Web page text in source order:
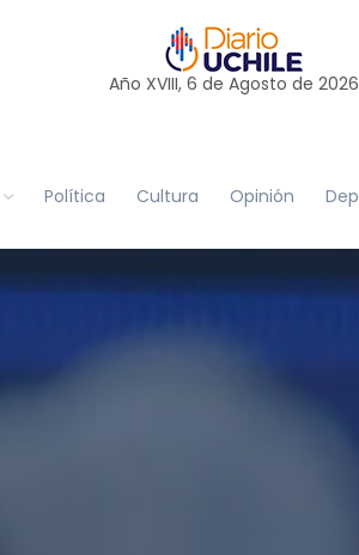
Año XVIII, 6 de Agosto de 2026
Política Cultura Opinión